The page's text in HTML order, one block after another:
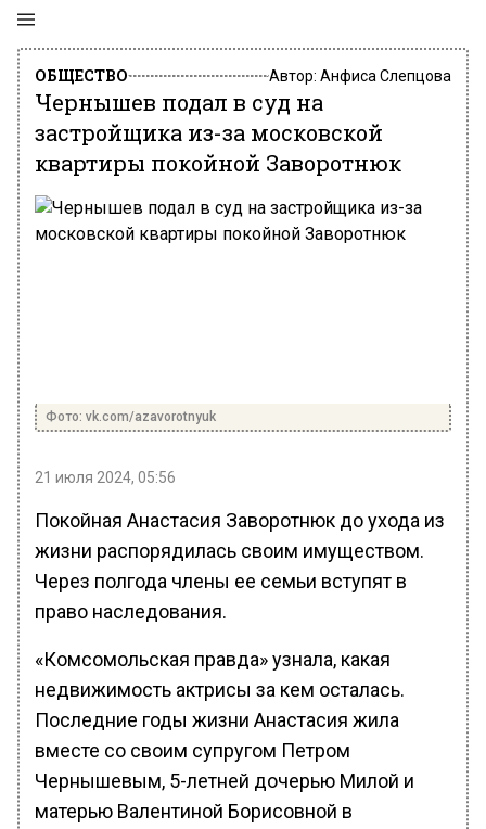
ОБЩЕСТВО Автор: Анфиса Слепцова
Чернышев подал в суд на
застройщика из-за московской
квартиры покойной Заворотнюк
Фото: vk.com/azavorotnyuk
21 июля 2024, 05:56
Покойная Анастасия Заворотнюк до ухода из
жизни распорядилась своим имуществом.
Через полгода члены ее семьи вступят в
право наследования.
«Комсомольская правда» узнала, какая
недвижимость актрисы за кем осталась.
Последние годы жизни Анастасия жила
вместе со своим супругом Петром
Чернышевым, 5-летней дочерью Милой и
матерью Валентиной Борисовной в